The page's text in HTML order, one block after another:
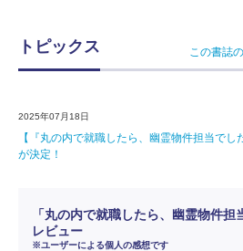
トピックス この書誌
2025年07月18日
【『丸の内で就職したら、幽霊物件担当で
が決定！
「丸の内で就職したら、幽霊物件担
レビュー
※ユーザーによる個人の感想です